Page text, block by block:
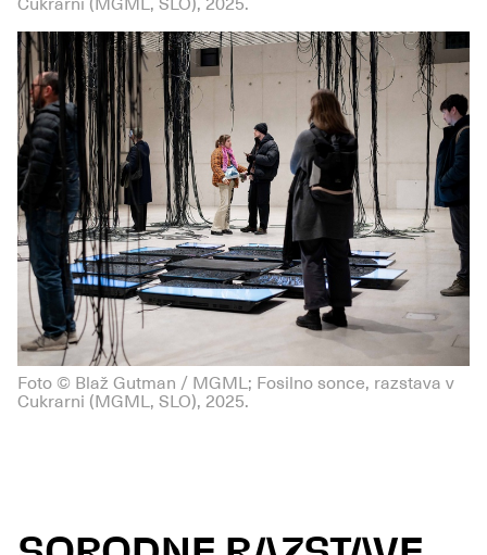
Cukrarni (MGML, SLO), 2025.
Foto © Blaž Gutman / MGML; Fosilno sonce, razstava v
Cukrarni (MGML, SLO), 2025.